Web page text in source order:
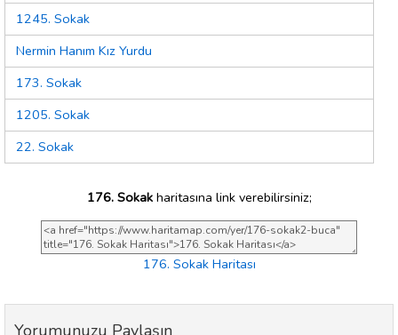
1245. Sokak
Nermin Hanım Kız Yurdu
173. Sokak
1205. Sokak
22. Sokak
176. Sokakharitasına link verebilirsiniz;
176. Sokak Haritası